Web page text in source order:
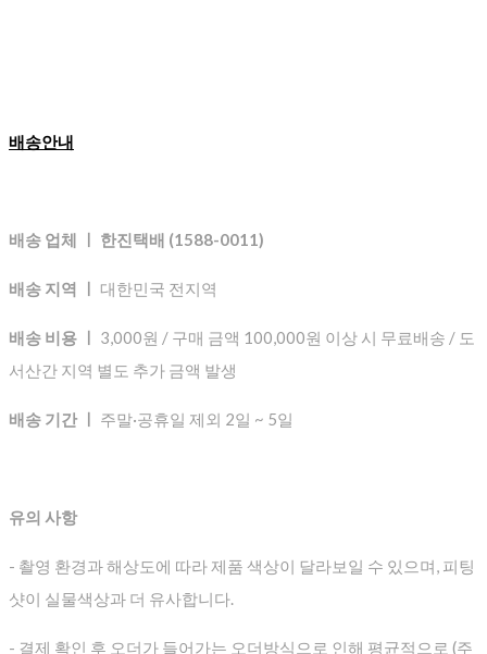
배송안내
배송 업체 ㅣ 한진택배 (1588-0011)
배송 지역 ㅣ 대한민국 전지역
배송 비용 ㅣ 3,000원 / 구매 금액 100,000원 이상 시 무료배송 / 도
서산간 지역 별도 추가 금액 발생
배송 기간 ㅣ 주말·공휴일 제외 2일 ~ 5일
유의 사항
- 촬영 환경과 해상도에 따라 제품 색상이 달라보일 수 있으며, 피팅
샷이 실물색상과 더 유사합니다.
- 결제 확인 후 오더가 들어가는 오더방식으로 인해 평균적으로 (주